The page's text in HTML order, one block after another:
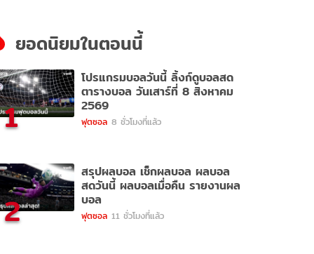
ยอดนิยมในตอนนี้
1
โปรแกรมบอลวันนี้ ลิ้งก์ดูบอลสด
ตารางบอล วันเสาร์ที่ 8 สิงหาคม
2569
ฟุตซอล 8 ชั่วโมงที่แล้ว
2
สรุปผลบอล เช็กผลบอล ผลบอล
สดวันนี้ ผลบอลเมื่อคืน รายงานผล
บอล
ฟุตซอล 11 ชั่วโมงที่แล้ว